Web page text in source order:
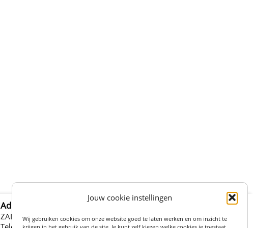
Jouw cookie instellingen
Wij gebruiken cookies om onze website goed te laten werken en om inzicht te
krijgen in het gebruik van de site. Je kunt zelf kiezen welke cookies je toestaat.
Adres:
ZADELSTRAAT 27, 3511LS UTRECHT (centrum)